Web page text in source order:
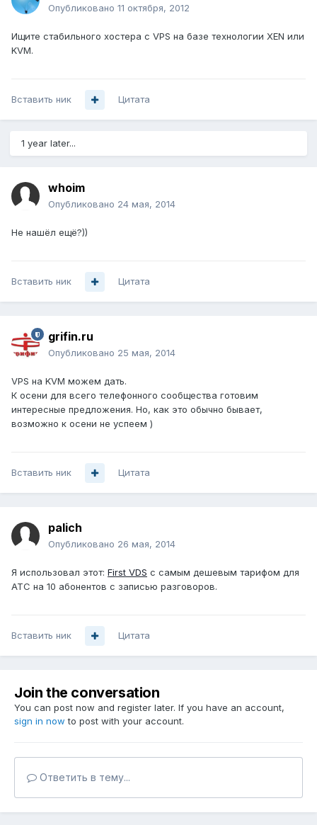
Опубликовано 11 октября, 2012
Ищите стабильного хостера с VPS на базе технологии XEN или
KVM.
Вставить ник Цитата
1 year later...
whoim
Опубликовано 24 мая, 2014
Не нашёл ещё?))
Вставить ник Цитата
grifin.ru
Опубликовано 25 мая, 2014
VPS на KVM можем дать.
К осени для всего телефонного сообщества готовим
интересные предложения. Но, как это обычно бывает,
возможно к осени не успеем )
Вставить ник Цитата
palich
Опубликовано 26 мая, 2014
Я использовал этот: First VDS с самым дешевым тарифом для
АТС на 10 абонентов с записью разговоров.
Вставить ник Цитата
Join the conversation
You can post now and register later. If you have an account,
sign in now to post with your account.
Ответить в тему...